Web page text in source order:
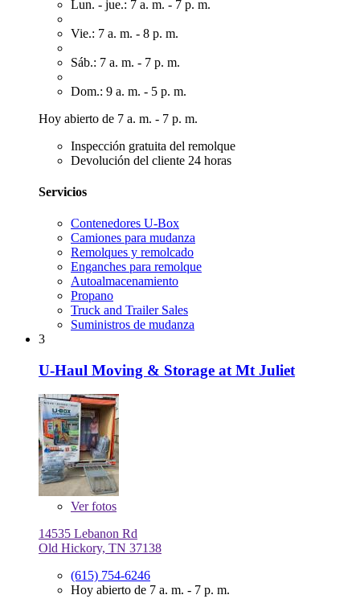
Lun. - jue.: 7 a. m. - 7 p. m.
Vie.: 7 a. m. - 8 p. m.
Sáb.: 7 a. m. - 7 p. m.
Dom.: 9 a. m. - 5 p. m.
Hoy abierto de 7 a. m. - 7 p. m.
Inspección gratuita del remolque
Devolución del cliente 24 horas
Servicios
Contenedores U-Box
Camiones para mudanza
Remolques y remolcado
Enganches para remolque
Autoalmacenamiento
Propano
Truck and Trailer Sales
Suministros de mudanza
3
U-Haul Moving & Storage at Mt Juliet
Verfotos
14535 Lebanon Rd
Old Hickory, TN 37138
(615) 754-6246
Hoy abierto de 7 a. m. - 7 p. m.